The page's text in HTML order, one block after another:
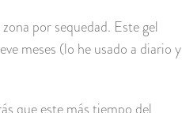
por sequedad. Este gel
meses (lo he usado a diario y
que este más tiempo del